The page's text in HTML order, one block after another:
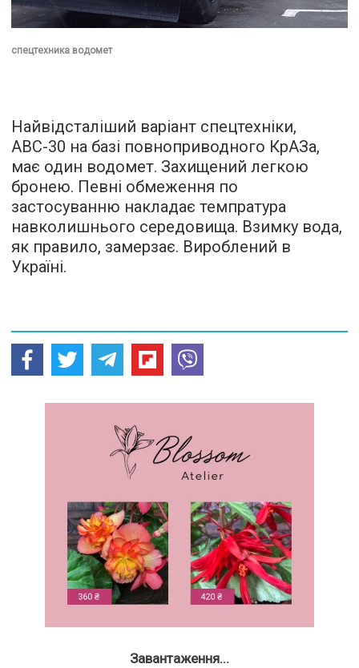
спецтехника водомет
Найвідсталіший варіант спецтехніки,
АВС-30 на базі повноприводного КрАЗа,
має один водомет. Захищений легкою
бронею. Певні обмеження по
застосуванню накладає темпратура
навколишнього середовища. Взимку вода,
як правило, замерзає. Вироблений в
Україні.
Завантаження...